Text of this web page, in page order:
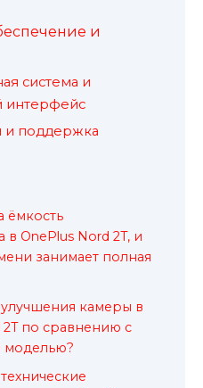
и
система и
интерфейс
и поддержка
ёмкость
в OnePlus Nord 2T, и
занимает полная
камеры в
2T по сравнению с